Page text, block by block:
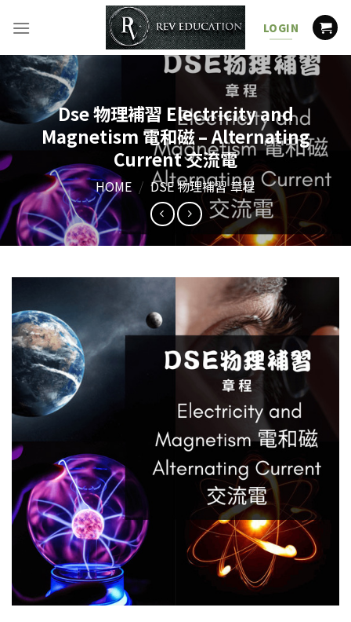
to
LOGIN
Dse 物理補習 Electricity and
Magnetism 電和磁 – Alternating
Current 交流電
HOME / DSE 物理補習 章程